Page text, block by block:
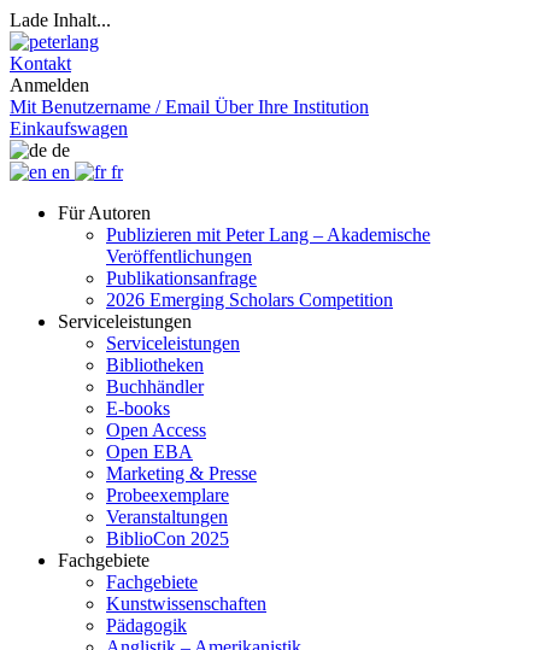
Lade Inhalt...
Kontakt
Anmelden
Mit Benutzername / Email Über Ihre Institution
Einkaufswagen
de
en
fr
Für Autoren
Publizieren mit Peter Lang – Akademische
Veröffentlichungen
Publikationsanfrage
2026 Emerging Scholars Competition
Serviceleistungen
Serviceleistungen
Bibliotheken
Buchhändler
E-books
Open Access
Open EBA
Marketing & Presse
Probeexemplare
Veranstaltungen
BiblioCon 2025
Fachgebiete
Fachgebiete
Kunstwissenschaften
Pädagogik